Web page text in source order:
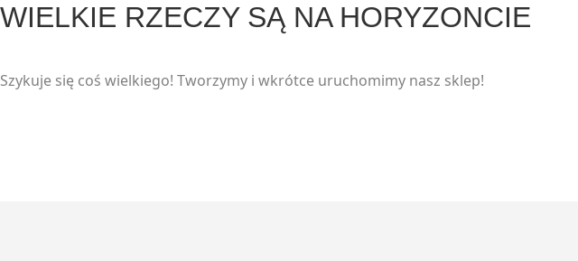
WIELKIE RZECZY SĄ NA HORYZONCIE
Szykuje się coś wielkiego! Tworzymy i wkrótce uruchomimy nasz sklep!